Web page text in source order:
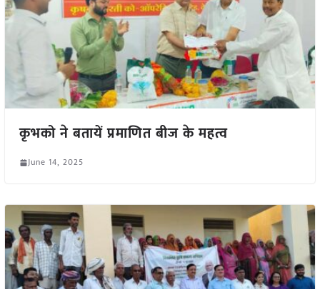
कृभको ने बतायें प्रमाणित बीज के महत्व
June 14, 2025